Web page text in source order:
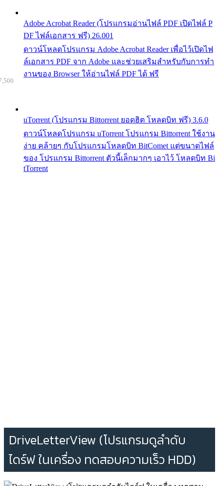
Adobe Acrobat Reader (โปรแกรมอ่านไฟล์ PDF เปิดไฟล์ P
DF ไฟล์เอกสาร ฟรี) 26.001
ดาวน์โหลดโปรแกรม Adobe Acrobat Reader เพื่อไว้เปิดไฟ
ล์เอกสาร PDF จาก Adobe และช่วยเสริมสำหรับกับการทำ
งานของ Browser ให้อ่านไฟล์ PDF ได้ ฟรี
uTorrent (โปรแกรม Bittorrent ยอดฮิต โหลดบิท ฟรี) 3.6.0
ดาวน์โหลดโปรแกรม uTorrent โปรแกรม Bittorrent ใช้งาน
ง่าย คล้ายๆ กับโปรแกรมโหลดบิท BitComet แต่ขนาดไฟล์
ของ โปรแกรม Bittorrent ตัวนี้เล็กมากๆ เอาไว้ โหลดบิท Bi
tTorrent
DriveLetterView (โปรแกรมดูลำดับ
ไดร์ฟ ในเครื่อง ทดสอบความเร็ว HDD)